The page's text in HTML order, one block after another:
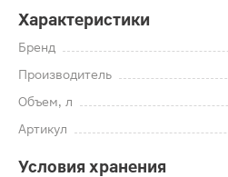
Характеристики
Бренд
Производитель
Объем, л
Артикул
Условия хранения